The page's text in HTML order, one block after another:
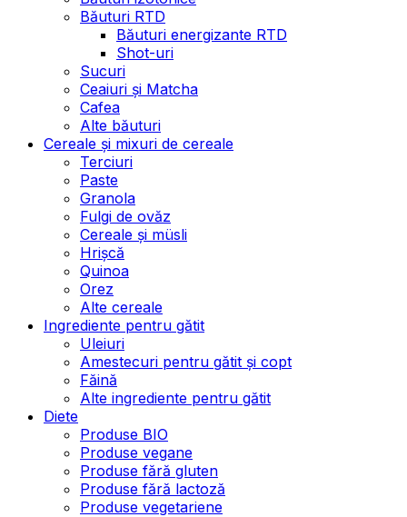
Băuturi RTD
Băuturi energizante RTD
Shot-uri
Sucuri
Ceaiuri și Matcha
Cafea
Alte băuturi
Cereale și mixuri de cereale
Terciuri
Paste
Granola
Fulgi de ovăz
Cereale și müsli
Hrișcă
Quinoa
Orez
Alte cereale
Ingrediente pentru gătit
Uleiuri
Amestecuri pentru gătit și copt
Făină
Alte ingrediente pentru gătit
Diete
Produse BIO
Produse vegane
Produse fără gluten
Produse fără lactoză
Produse vegetariene